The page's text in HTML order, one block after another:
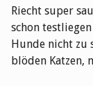
Riecht super
schon testliegen
Hunde nicht zu
blöden Katzen,